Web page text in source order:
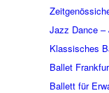
Jazz Dance –
Klassisches
Ballet
Ballett für